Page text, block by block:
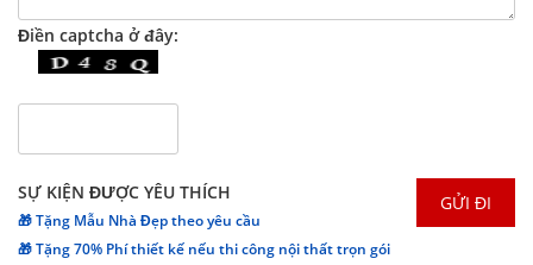
Điền captcha ở đây:
SỰ KIỆN ĐƯỢC YÊU THÍCH
🎁 Tặng Mẫu Nhà Đẹp theo yêu cầu
🎁 Tặng 70% Phí thiết kế nếu thi công nội thất trọn gói